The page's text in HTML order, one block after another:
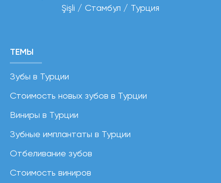
Şişli / Стамбул / Турция
ТЕМЫ
Зубы в Турции
Стоимость новых зубов в Турции
Виниры в Турции
Зубные имплантаты в Турции
Отбеливание зубов
Стоимость виниров